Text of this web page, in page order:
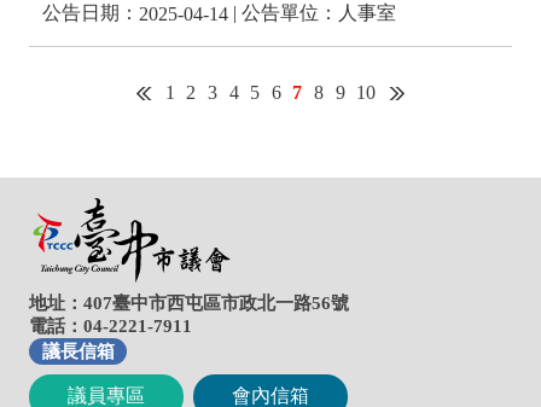
地址：407臺中市西屯區市政北一路56號
電話：04-2221-7911
議長信箱
議員專區 會內信箱